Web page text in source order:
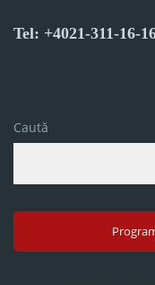
Tel: +4021-311-16-
Caută